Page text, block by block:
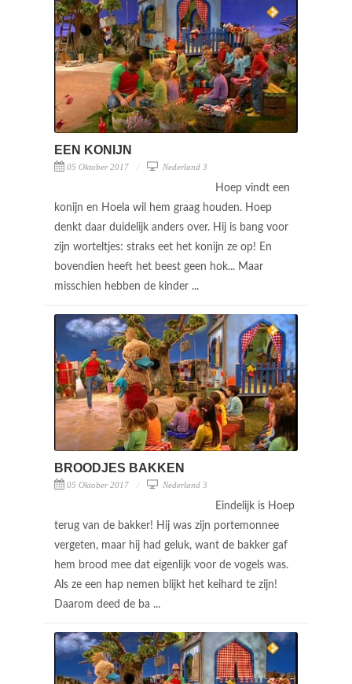
EEN KONIJN
05 Oktober 2017 Nederland 3
Hoep vindt een
konijn en Hoela wil hem graag houden. Hoep
denkt daar duidelijk anders over. Hij is bang voor
zijn worteltjes: straks eet het konijn ze op! En
bovendien heeft het beest geen hok... Maar
misschien hebben de kinder ...
BROODJES BAKKEN
05 Oktober 2017 Nederland 3
Eindelijk is Hoep
terug van de bakker! Hij was zijn portemonnee
vergeten, maar hij had geluk, want de bakker gaf
hem brood mee dat eigenlijk voor de vogels was.
Als ze een hap nemen blijkt het keihard te zijn!
Daarom deed de ba ...